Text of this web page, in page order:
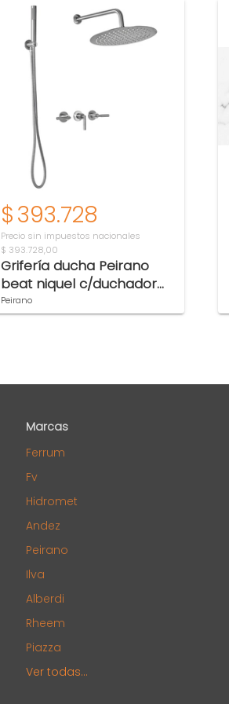
$393.728
Precio sin impuestos nacionales
$ 393.728,00
Grifería ducha Peirano
beat niquel c/duchador
85-201NI
Peirano
Marcas
Ferrum
Fv
Hidromet
Andez
Peirano
Ilva
Alberdi
Rheem
Piazza
Ver todas...